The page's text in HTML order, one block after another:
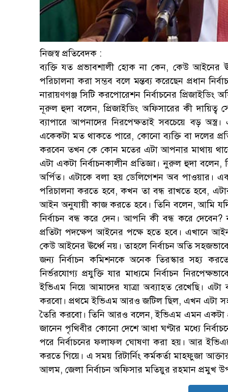
নিজস্ব প্রতিবেদক :
ব্যক্তি যত প্রভাবশালী হোক না কেন, কেউ আইনের
পরিচালনা করা সম্ভব বলে মন্তব্য করেছেন প্রধান
নারায়ণগঞ্জ সিটি করপোরেশন নির্বাচনের
নূরুল হুদা বলেন, প্রিজাইডিং অফিসারের কী
ব্যাপারে আপনাদের নিরপেক্ষতাই সবচেয়ে বড়
একেকটা মত থাকতে পারে, কোনো ব্যক্তি বা দলের
করবেন তখন কে কোন মতের এটা আপনার মাথায়
এটা একটা নির্বাচনকালীন প্রতিজ্ঞা। নুরুল হুদা
অর্পিত। এটাকে বলা হয় ডেলিগেশন অব পাওয়ার।
পরিচালনা করতে হবে, কখন তা বন্ধ রাখতে হবে,
আইন অনুযায়ী কাজ করতে হবে। তিনি বলেন, আমি
নির্বাচন বন্ধ করে দেন। আপনি কী বন্ধ করে
প্রতিটা পদক্ষেপ আইনের পক্ষে হতে হবে। এখানে
কেউ আইনের ঊর্ধ্বে নয়। তাহলে নির্বাচন অতি
জন্য নির্বাচন কমিশনকে অনেক তিরস্কার সহ্য
নির্ভরযোগ্য প্রযুক্তি যার মাধ্যমে নির্বাচন
ইভিএম নিয়ে আমাদের যাত্রা অব্যাহত রেখেছি।
করবো। প্রথমে ইভিএম আরও জটিল ছিল, এখন এটা
তৈরি করবো। তিনি আরও বলেন, ইভিএম এমন একটা
জানেন পৃথিবীর কোনো দেশে আধা ঘণ্টার মধ্যে
পরে নির্বাচনের ফলাফল ঘোষণা করা হয়। আর
করতে গিয়ে। এ সময় রিটার্নিং কর্মকর্তা মাহফুজা
আলম, জেলা নির্বাচন অফিসার মতিয়ুর রহমান প্রমুখ